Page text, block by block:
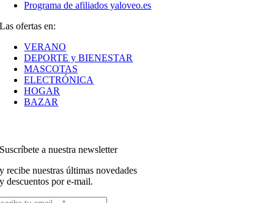
Programa de afiliados yaloveo.es
Las ofertas en:
VERANO
DEPORTE y BIENESTAR
MASCOTAS
ELECTRÓNICA
HOGAR
BAZAR
Suscríbete a nuestra newsletter
y recibe nuestras últimas novedades
y descuentos por e-mail.